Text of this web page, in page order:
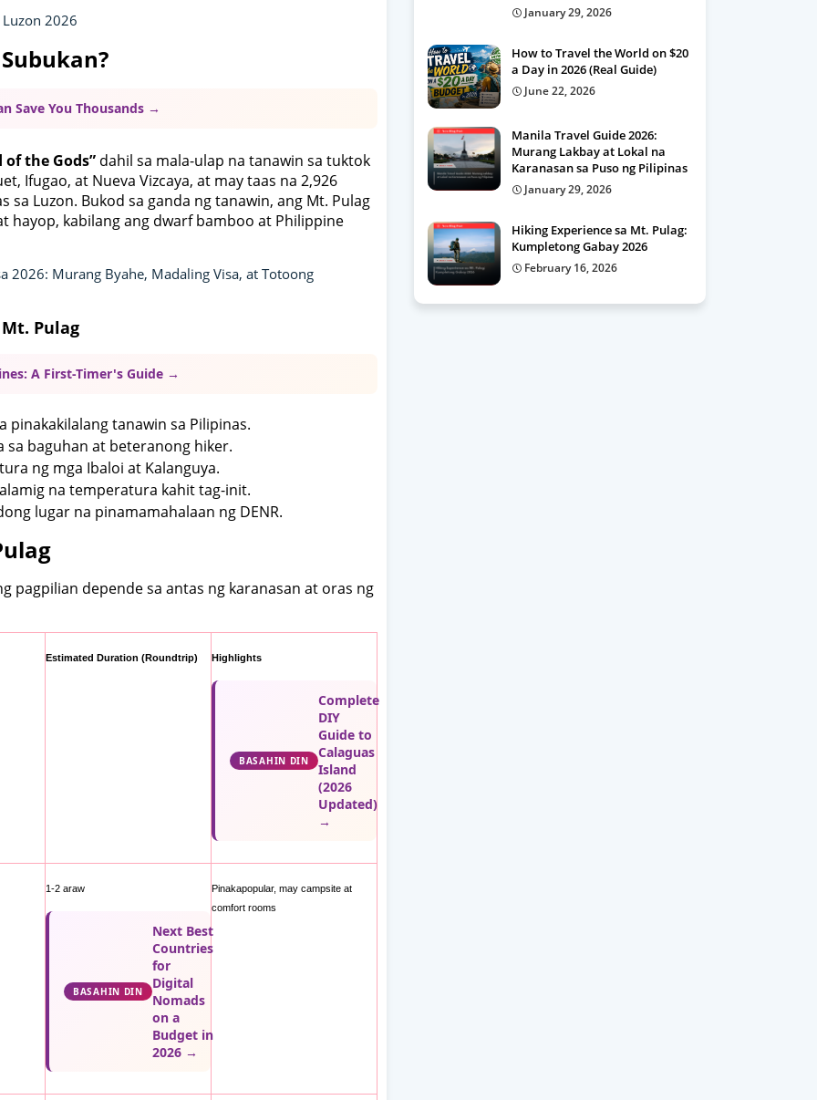
2026
Save You Thousands →
of the Gods” dahil sa mala-ulap na tanawin sa tuktok
Ifugao, at Nueva Vizcaya, at may taas na 2,926
Luzon. Bukod sa ganda ng tanawin, ang Mt. Pulag
hayop, kabilang ang dwarf bamboo at Philippine
2026: Murang Byahe, Madaling Visa, at Totoong
Pulag
A First-Timer's Guide →
pinakakilalang tanawin sa Pilipinas.
sa baguhan at beteranong hiker.
ng mga Ibaloi at Kalanguya.
na temperatura kahit tag-init.
lugar na pinamamahalaan ng DENR.
pagpilian depende sa antas ng karanasan at oras ng
Estimated Duration (Roundtrip) Highlights
BASAHIN DIN
Complete
DIY
Guide to
Calaguas
Island
(2026
Updated)
→
1-2 araw
BASAHIN DIN
Next Best
Countries
for
Digital
Nomads
on a
Budget in
2026 →
Pinakapopular, may campsite at
comfort rooms
January 29, 2026
How to Travel the World on $20
a Day in 2026 (Real Guide)
June 22, 2026
Manila Travel Guide 2026:
Murang Lakbay at Lokal na
Karanasan sa Puso ng Pilipinas
January 29, 2026
Hiking Experience sa Mt. Pulag:
Kumpletong Gabay 2026
February 16, 2026